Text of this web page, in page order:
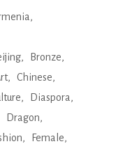
Bronze
Chinese
Diaspora
Dragon
Female